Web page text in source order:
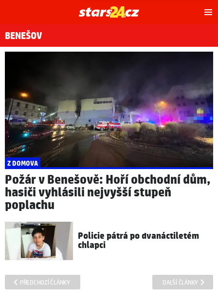
BENEŠOV
Z DOMOVA
Požár v Benešově: Hoří obchodní dům,
hasiči vyhlásili nejvyšší stupeň
poplachu
Policie pátrá po dvanáctiletém
chlapci
PŘEDCHOZÍ ČLÁNKY DALŠÍ ČLÁNKY